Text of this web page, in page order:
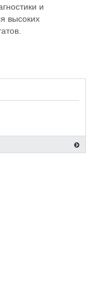
и
высоких
повышение
комфортная
делают